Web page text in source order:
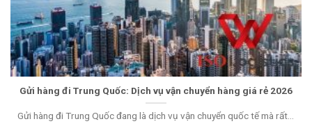
Gửi hàng đi Trung Quốc: Dịch vụ vận chuyển hàng giá rẻ 2026
Gửi hàng đi Trung Quốc đang là dịch vụ vận chuyển quốc tế mà rất...